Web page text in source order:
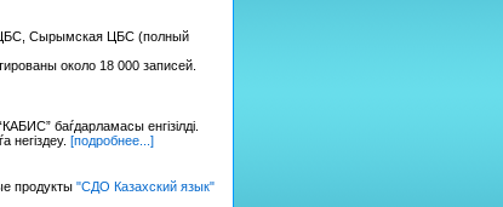
ЦБС, Сырымская ЦБС (полный
около 18 000 записей.
баѓдарламасы енгізілді.
[подробнее...]
продукты "СДО Казахский язык"